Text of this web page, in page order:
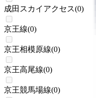
成田スカイアクセス(0)
京王線(0)
京王相模原線(0)
京王高尾線(0)
京王競馬場線(0)